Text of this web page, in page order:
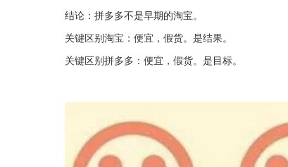
结论：拼多多不是早期的淘宝。
关键区别淘宝：便宜，假货。是结果。
关键区别拼多多：便宜，假货。是目标。